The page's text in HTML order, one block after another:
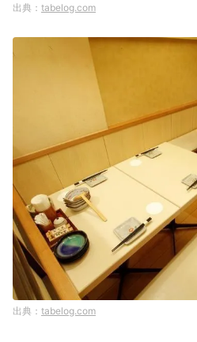
tabelog.com
tabelog.com